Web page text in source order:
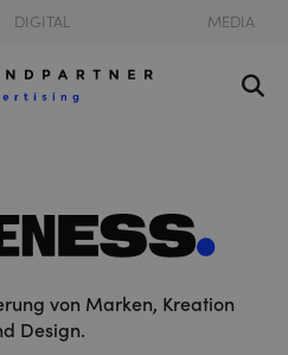
DIGITAL MEDIA
von Marken, Kreation
Design.